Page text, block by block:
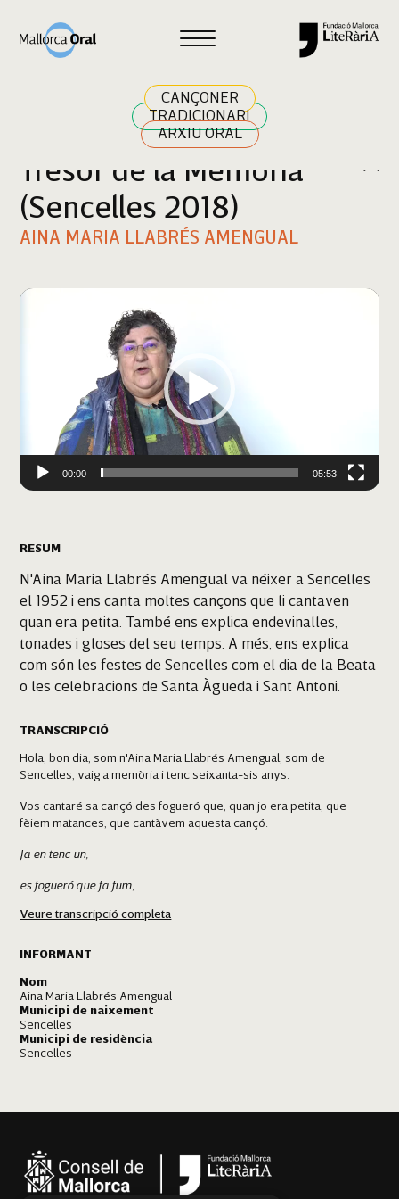
CANÇONER
TRADICIONARI
ARXIU ORAL
Cercar
Tresor de la Memòria
(Sencelles 2018)
AINA MARIA LLABRÉS AMENGUAL
Reproductor
00:00 05:53
RESUM
N'Aina Maria Llabrés Amengual va néixer a Sencelles
el 1952 i ens canta moltes cançons que li cantaven
quan era petita. També ens explica endevinalles,
tonades i gloses del seu temps. A més, ens explica
com són les festes de Sencelles com el dia de la Beata
o les celebracions de Santa Àgueda i Sant Antoni.
TRANSCRIPCIÓ
Hola, bon dia, som n'Aina Maria Llabrés Amengual, som de
Sencelles, vaig a memòria i tenc seixanta-sis anys.
Vos cantaré sa cançó des fogueró que, quan jo era petita, que
fèiem matances, que cantàvem aquesta cançó:
Ja en tenc un,
es fogueró que fa fum,
ja en tenc dos,
una agulla de colors.
Ja en tenc tres,
tres redons i un anglès,
ja en tenc quatre,
Ja en tenc sis,
Veure transcripció completa
INFORMANT
Nom
Aina Maria Llabrés Amengual
Municipi de naixement
Sencelles
Municipi de residència
Sencelles